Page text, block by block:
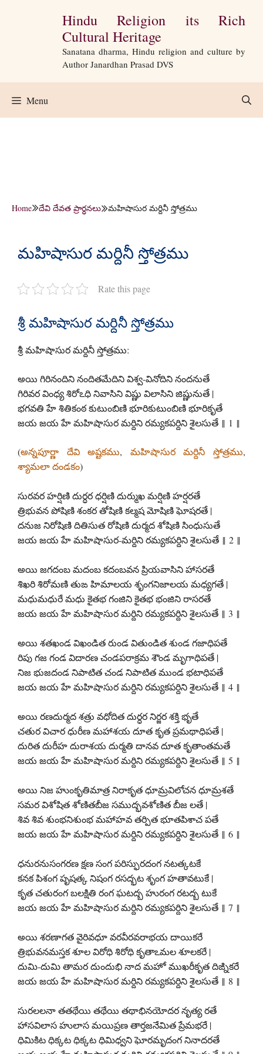
Hindu Religion its Rich
Cultural Heritage
Sanatana dharma, Hindu religion and culture by
Author Janardhan Prasad DVS
Menu
Home దేవి దేవత ప్రార్ధనలు మహిషాసుర మర్దినీ స్తోత్రము
మహిషాసుర మర్దినీ స్తోత్రము
Rate this page
శ్రీ మహిషాసుర మర్దినీ స్తోత్రము
శ్రీ మహిషాసుర మర్దినీ స్తోత్రము:
అయి గిరినందిని నందితమేదిని విశ్వ-వినోదిని నందనుతే
గిరివర వింధ్య శిరోఽధి నివాసిని విష్ణు విలాసిని జిష్ణునుతే |
భగవతి హే శితికంఠ కుటుంబిణి భూరికుటుంబిణి భూరికృతే
జయ జయ హే మహిషాసుర మర్దిని రమ్యకపర్దిని శైలసుతే ‖ 1 ‖
(అన్నపూర్ణా దేవి అష్టకము, మహిషాసుర మర్దినీ స్తోత్రము,
శ్యామలా దండకం)
సురవర హర్షిణి దుర్ధర ధర్షిణి దుర్ముఖ మర్షిణి హర్షరతే
త్రిభువన పోషిణి శంకర తోషిణి కల్మష మోషిణి ఘోషరతే |
దనుజ నిరోషిణి దితిసుత రోషిణి దుర్మద శోషిణి సింధుసుతే
జయ జయ హే మహిషాసుర-మర్దిని రమ్యకపర్దిని శైలసుతే ‖ 2 ‖
అయి జగదంబ మదంబ కదంబవన ప్రియవాసిని హాసరతే
శిఖరి శిరోమణి తుఙ హిమాలయ శృంగనిజాలయ మధ్యగతే |
మధుమధురే మధు కైతభ గంజిని కైతభ భంజిని రాసరతే
జయ జయ హే మహిషాసుర మర్దిని రమ్యకపర్దిని శైలసుతే ‖ 3 ‖
అయి శతఖండ విఖండిత రుండ వితుండిత శుండ గజాధిపతే
రిపు గజ గండ విదారణ చండపరాక్రమ శౌండ మృగాధిపతే |
నిజ భుజదండ నిపాటిత చండ నిపాటిత ముండ భటాధిపతే
జయ జయ హే మహిషాసుర మర్దిని రమ్యకపర్దిని శైలసుతే ‖ 4 ‖
అయి రణదుర్మద శత్రు వధోదిత దుర్ధర నిర్జర శక్తి భృతే
చతుర విచార ధురీణ మహాశయ దూత కృత ప్రమథాధిపతే |
దురిత దురీహ దురాశయ దుర్మతి దానవ దూత కృతాంతమతే
జయ జయ హే మహిషాసుర మర్దిని రమ్యకపర్దిని శైలసుతే ‖ 5 ‖
అయి నిజ హుంకృతిమాత్ర నిరాకృత ధూమ్రవిలోచన ధూమ్రశతే
సమర విశోషిత శోణితబీజ సముద్భవశోణిత బీజ లతే |
శివ శివ శుంభనిశుంభ మహాహవ తర్పిత భూతపిశాచ పతే
జయ జయ హే మహిషాసుర మర్దిని రమ్యకపర్దిని శైలసుతే ‖ 6 ‖
ధనురనుసంగరణ క్షణ సంగ పరిస్ఫురదంగ నటత్కటకే
కనక పిశంగ పృషత్క నిషంగ రసద్భట శృంగ హతావటుకే |
కృత చతురంగ బలక్షితి రంగ ఘటద్బ హురంగ రటద్బ టుకే
జయ జయ హే మహిషాసుర మర్దిని రమ్యకపర్దిని శైలసుతే ‖ 7 ‖
అయి శరణాగత వైరివధూ వరవీరవరాభయ దాయికరే
త్రిభువనమస్తక శూల విరోధి శిరోధి కృతాఽమల శూలకరే |
దుమి-దుమి తామర దుందుభి నాద మహో ముఖరీకృత దిఙ్నికరే
జయ జయ హే మహిషాసుర మర్దిని రమ్యకపర్దిని శైలసుతే ‖ 8 ‖
సురలలనా తతథేయి తథేయి తథాభినయోదర నృత్య రతే
హాసవిలాస హులాస మయిప్రణ తార్తజనేమిత ప్రేమభరే |
ధిమికిట ధిక్కట ధిక్కట ధిమిధ్వని ఘోరమృదంగ నినాదరతే